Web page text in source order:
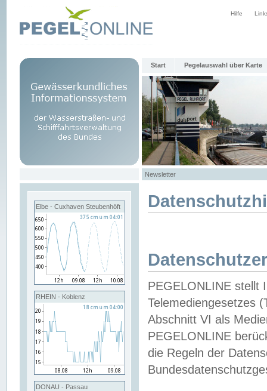
Hilfe
Start Pegelauswahl über Karte
Newsletter
Elbe - Cuxhaven Steubenhöft
RHEIN - Koblenz
DONAU - Passau
PEGELONLINE stellt
Telemediengesetzes
Abschnitt VI als
PEGELONLINE
die Regeln der